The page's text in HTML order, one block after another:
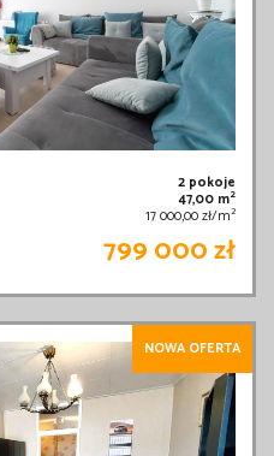
2 pokoje
47,00 m2
17 000,00 zł/m2
799 000 zł
NOWA OFERTA